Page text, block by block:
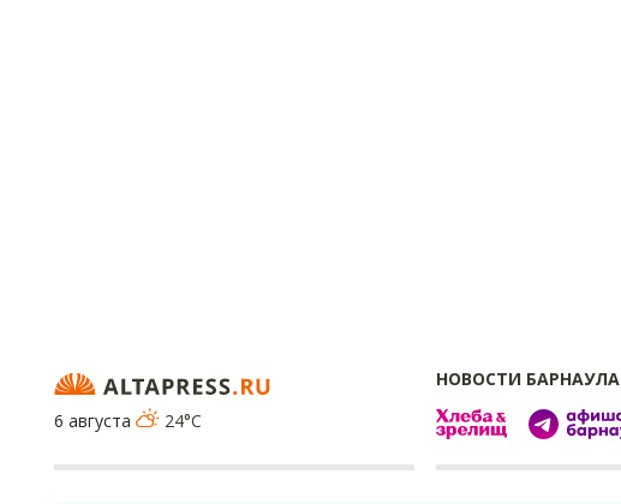
НОВОСТИ БАРНАУЛА
6 августа
24°C